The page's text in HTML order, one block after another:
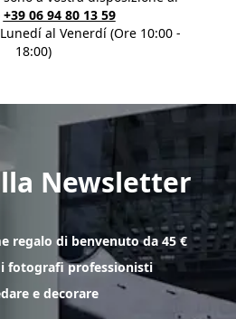
+39 06 94 80 13 59
al Venerdí (Ore 10:00 -
18:00)
Newsletter
regalo di benvenuto da 45 €
fotografi professionisti
e decorare